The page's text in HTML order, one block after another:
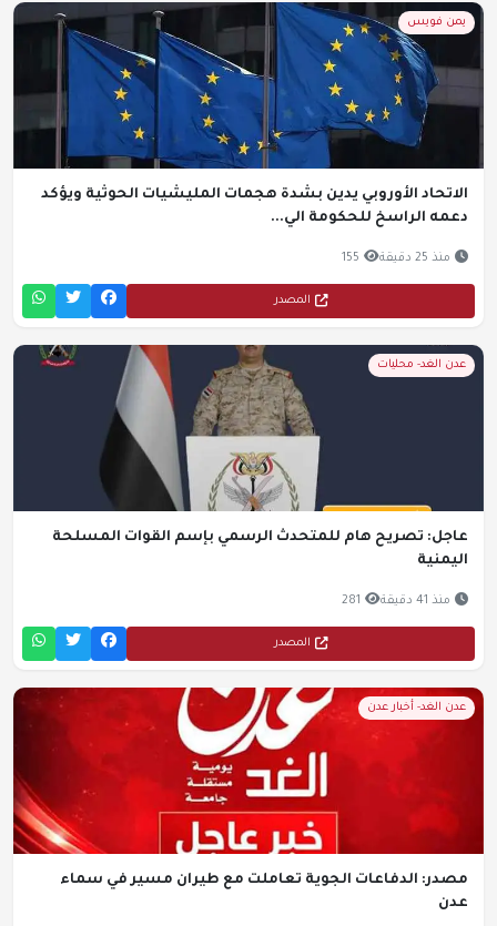
يمن فويس
الاتحاد الأوروبي يدين بشدة هجمات المليشيات الحوثية ويؤكد
دعمه الراسخ للحكومة الي...
منذ 25 دقيقة 155
المصدر
عدن الغد- محليات
عاجل: تصريح هام للمتحدث الرسمي بإسم القوات المسلحة
اليمنية
منذ 41 دقيقة 281
المصدر
عدن الغد- أخبار عدن
مصدر: الدفاعات الجوية تعاملت مع طيران مسير في سماء
عدن